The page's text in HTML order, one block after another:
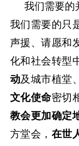
我们需要的
我们需要的只
声援、请愿和
化和社会转型
动及城市植堂
文化使命密切
教会更加确定
方堂会， 在世